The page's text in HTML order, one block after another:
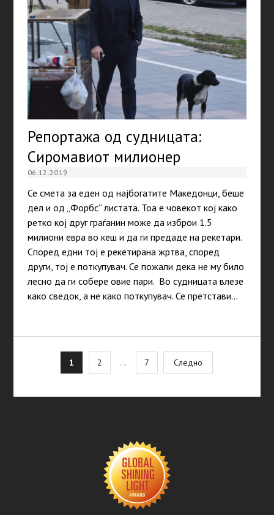
Репортажа од судницата:
Сиромавиот милионер
06.12.2019
Се смета за еден од најбогатите Македонци, беше
дел и од „Форбс“ листата. Тоа е човекот кој како
ретко кој друг граѓанин може да изброи 1.5
милиони евра во кеш и да ги предаде на рекетари.
Според едни тој е рекетирана жртва, според
други, тој е поткупувач. Се пожали дека не му било
лесно да ги собере овие пари. Во судницата влезе
како сведок, а не како поткупувач. Се претстави…
pagination
1 2 … 7 Следно